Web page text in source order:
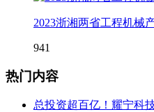
2023浙湘两省工程机械
941
热门内容
总投资超百亿！耀宁科